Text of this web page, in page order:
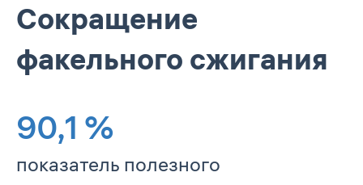
Сокращение
факельного сжигания
90,1 %
показатель полезного